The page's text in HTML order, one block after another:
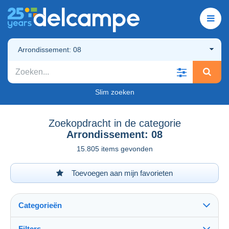
Arrondissement: 08
Slim zoeken
Zoekopdracht in de categorie
Arrondissement: 08
15.805 items gevonden
Toevoegen aan mijn favorieten
Categorieën